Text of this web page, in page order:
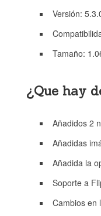
Versión:
Tamaño:
¿Que hay
Añadidos 2
Añadidas
Añadida la
Soporte a
Cambios en